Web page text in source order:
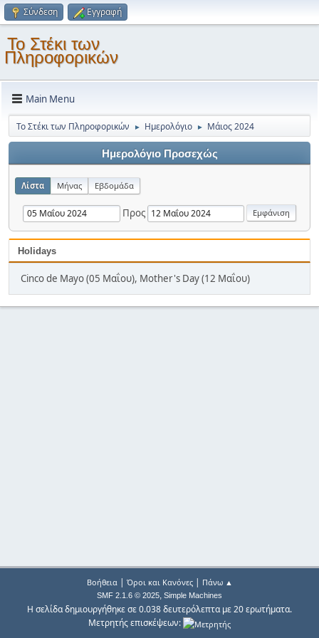
Σύνδεση Εγγραφή
Το Στέκι των
Πληροφορικών
Main Menu
Το Στέκι των Πληροφορικών ► Ημερολόγιο ► Μάιος 2024
Ημερολόγιο Προσεχώς
Λίστα Μήνας Εβδομάδα
Προς
Holidays
Cinco de Mayo (05 Μαΐου), Mother's Day (12 Μαΐου)
Βοήθεια| Όροι και Κανόνες| Πάνω ▲
SMF 2.1.6 © 2025, Simple Machines
Η σελίδα δημιουργήθηκε σε 0.038 δευτερόλεπτα με 20 ερωτήματα.
Μετρητής επισκέψεων: